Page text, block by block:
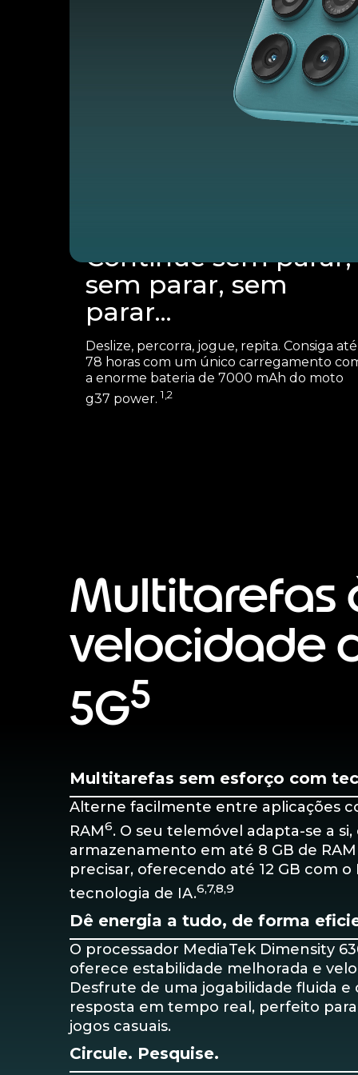
Continue sem parar,
sem parar, sem
parar...
Deslize, percorra, jogue, repita. Consiga até
78 horas com um único carregamento
a enorme bateria de 7000 mAh do moto
g37 power. 1,2
Multitarefas
velocidade
5G5
Multitarefas sem esforço com
Alterne facilmente entre aplicações
RAM6. O seu telemóvel adapta-se a
armazenamento em até 8 GB de
precisar, oferecendo até 12 GB com o
tecnologia de IA.6,7,8,9
Dê energia a tudo, de forma
O processador MediaTek Dimensity
oferece estabilidade melhorada e
Desfrute de uma jogabilidade fluida e
resposta em tempo real, perfeito para
jogos casuais.
Circule. Pesquise.